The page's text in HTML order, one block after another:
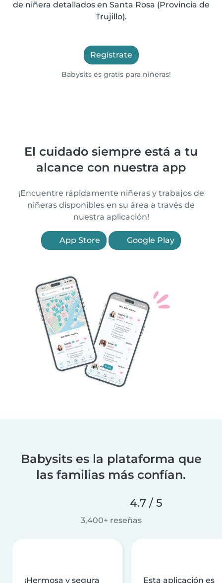
de niñera detallados en Santa Rosa (Provincia de
Trujillo).
Regístrate
Babysits es gratis para niñeras!
El cuidado siempre está a tu
alcance con nuestra app
¡Encuentre rápidamente niñeras y trabajos de
niñeras disponibles en su área a través de
nuestra aplicación!
App Store Google Play
Babysits es la plataforma que
las familias más confían.
4.7 / 5
3,400+ reseñas
¡Hermosa y segura
Esta aplicación es